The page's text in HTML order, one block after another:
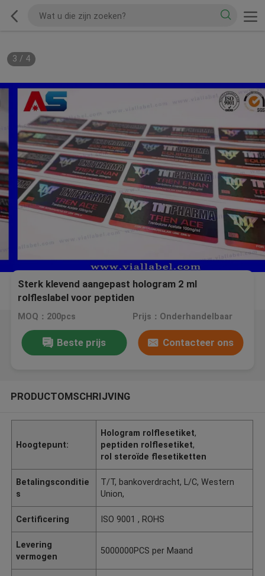
3 / 4
Sterk klevend aangepast hologram 2 ml
rolfleslabel voor peptiden
MOQ：200pcs Prijs：Onderhandelbaar
Beste prijs Contacteer ons
PRODUCTOMSCHRIJVING
Hoogtepunt:
Hologram rolflesetiket,
peptiden rolflesetiket,
rol steroïde flesetiketten
Betalingsconditie
s
T/T, bankoverdracht, L/C, Western
Union,
Certificering ISO 9001 , ROHS
Levering
vermogen
5000000PCS per Maand